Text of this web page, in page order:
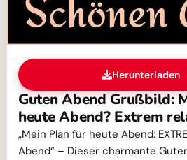
Herunterladen
Guten Abend Grußbild:
heute Abend? Extrem
„Mein Plan für heute Abend:
Abend“ – Dieser charmante